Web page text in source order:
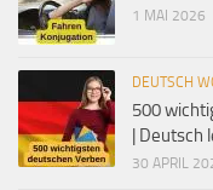
1 MAI 2026
DEUTSCH
500
| Deutsch
30 APRIL